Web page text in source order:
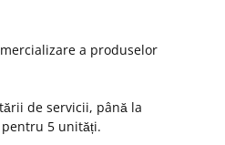
a produselor
de servicii, până la
5 unități.